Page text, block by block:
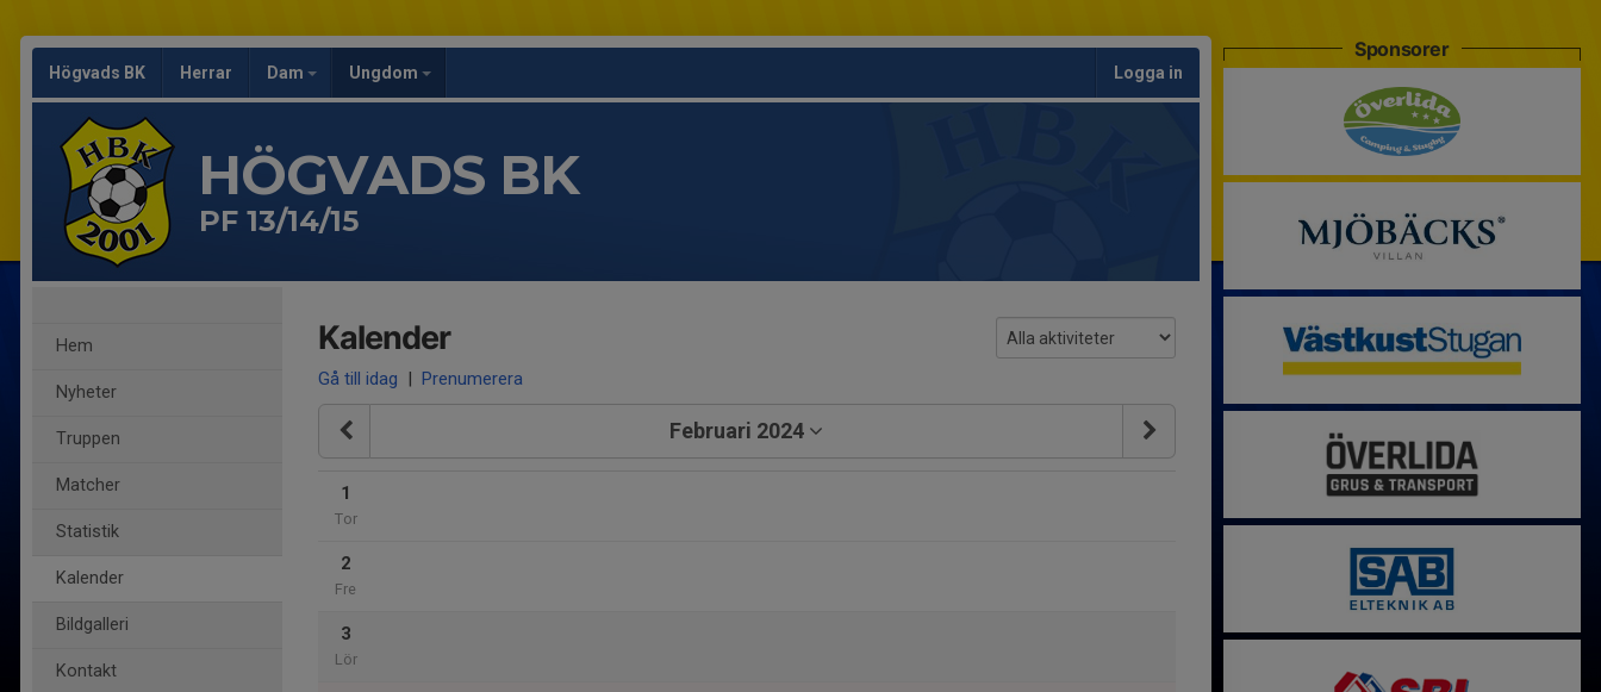
Högvads BK Herrar Dam Ungdom Logga in
HÖGVADS BK
PF 13/14/15
Hem
Nyheter
Truppen
Matcher
Statistik
Kalender
Bildgalleri
Kontakt
Kalender
Gå till idag | Prenumerera
Februari 2024
1
Tor
2
Fre
3
Lör
Sponsorer